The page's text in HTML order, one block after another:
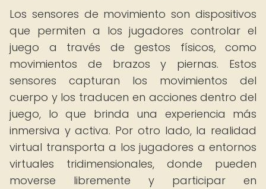
Los sensores de movimiento son dispositivos
que permiten a los jugadores controlar el
juego a través de gestos físicos, como
movimientos de brazos y piernas. Estos
sensores capturan los movimientos del
cuerpo y los traducen en acciones dentro del
juego, lo que brinda una experiencia más
inmersiva y activa. Por otro lado, la realidad
virtual transporta a los jugadores a entornos
virtuales tridimensionales, donde pueden
moverse libremente y participar en